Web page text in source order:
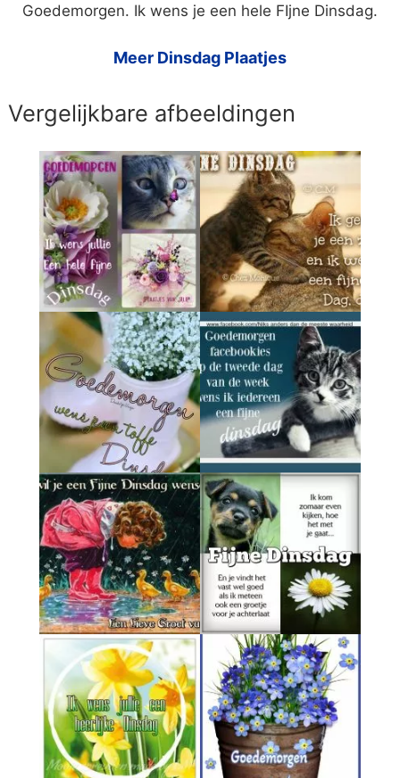
Goedemorgen. Ik wens je een hele FIjne Dinsdag.
Meer Dinsdag Plaatjes
Vergelijkbare afbeeldingen